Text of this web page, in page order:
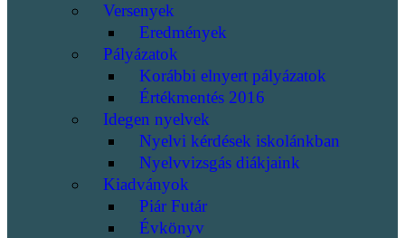
Versenyek
Eredmények
Pályázatok
Korábbi elnyert pályázatok
Értékmentés 2016
Idegen nyelvek
Nyelvi kérdések iskolánkban
Nyelvvizsgás diákjaink
Kiadványok
Piár Futár
Évkönyv